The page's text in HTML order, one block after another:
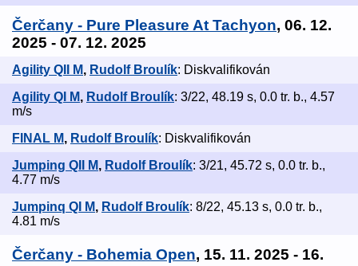
Čerčany - Pure Pleasure At Tachyon, 06. 12.
2025 - 07. 12. 2025
Agility QII M, Rudolf Broulík: Diskvalifikován
Agility QI M, Rudolf Broulík: 3/22, 48.19 s, 0.0 tr. b., 4.57
m/s
FINAL M, Rudolf Broulík: Diskvalifikován
Jumping QII M, Rudolf Broulík: 3/21, 45.72 s, 0.0 tr. b.,
4.77 m/s
Jumpinq QI M, Rudolf Broulík: 8/22, 45.13 s, 0.0 tr. b.,
4.81 m/s
Čerčany - Bohemia Open, 15. 11. 2025 - 16.